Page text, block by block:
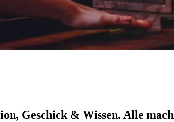
Geschick & Wissen. Alle